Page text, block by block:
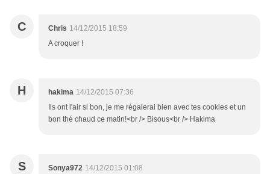
C Chris 14/12/2015 18:59
A croquer !
H hakima 14/12/2015 07:36
Ils ont l'air si bon, je me régalerai bien avec tes cookies et un
bon thé chaud ce matin!<br /> Bisous<br /> Hakima
S Sonya972 14/12/2015 01:08